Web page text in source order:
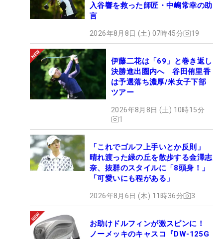
入谷響を救った師匠・中嶋常幸の助
言
2026年8月8日 (土) 07時45分 19
伊藤二花は「69」と巻き返し
決勝進出圏内へ 谷田侑里香
は予選落ち濃厚/米女子下部
ツアー
2026年8月8日 (土) 10時15分
1
「これでゴルフ上手いとか反則」
晴れ渡った緑の丘を散歩する金澤志
奈、抜群のスタイルに「8頭身！」
「可愛いにも程がある」
2026年8月6日 (木) 11時36分 3
お助けドルフィンが激スピンに！
ノーメッキのキャスコ『DW-125G